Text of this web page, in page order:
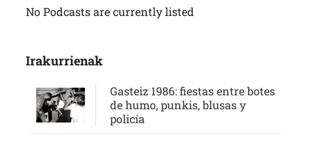
No Podcasts are currently listed
Irakurrienak
Gasteiz 1986: fiestas entre botes
de humo, punkis, blusas y
policía